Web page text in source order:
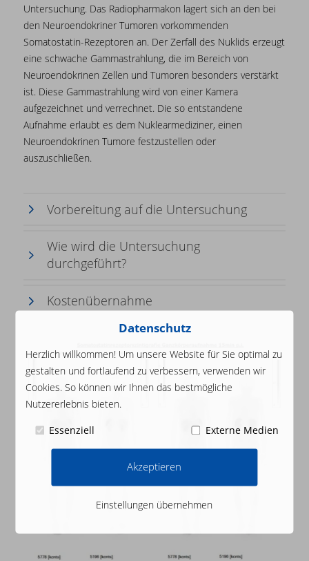
Untersuchung. Das Radiopharmakon lagert sich an den bei
den Neuroendokriner Tumoren vorkommenden
Somatostatin-Rezeptoren an. Der Zerfall des Nuklids erzeugt
eine schwache Gammastrahlung, die im Bereich von
Neuroendokrinen Zellen und Tumoren besonders verstärkt
ist. Diese Gammastrahlung wird von einer Kamera
aufgezeichnet und verrechnet. Die so entstandene
Aufnahme erlaubt es dem Nuklearmediziner, einen
Neuroendokrinen Tumore festzustellen oder
auszuschließen.
Vorbereitung auf die Untersuchung
Wie wird die Untersuchung
durchgeführt?
Kostenübernahme
Datenschutz
Herzlich willkommen! Um unsere Website für Sie optimal zu
gestalten und fortlaufend zu verbessern, verwenden wir
Cookies. So können wir Ihnen das bestmögliche
Nutzererlebnis bieten.
Essenziell
Externe Medien
Akzeptieren
Einstellungen übernehmen